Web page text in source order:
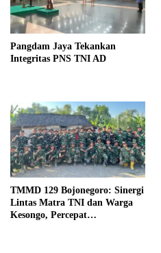
Pangdam Jaya Tekankan
Integritas PNS TNI AD
TMMD 129 Bojonegoro: Sinergi
Lintas Matra TNI dan Warga
Kesongo, Percepat